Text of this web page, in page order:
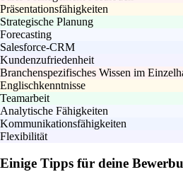
Präsentationsfähigkeiten
Strategische Planung
Forecasting
Salesforce-CRM
Kundenzufriedenheit
Branchenspezifisches Wissen im
Englischkenntnisse
Teamarbeit
Analytische Fähigkeiten
Kommunikationsfähigkeiten
Flexibilität
Einige Tipps für deine